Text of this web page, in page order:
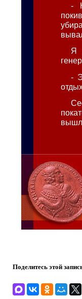
-
Я
-
Поделитесь этой